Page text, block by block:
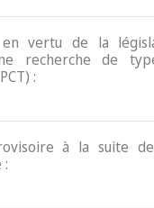
vertu de la
recherche de
:
à la suite